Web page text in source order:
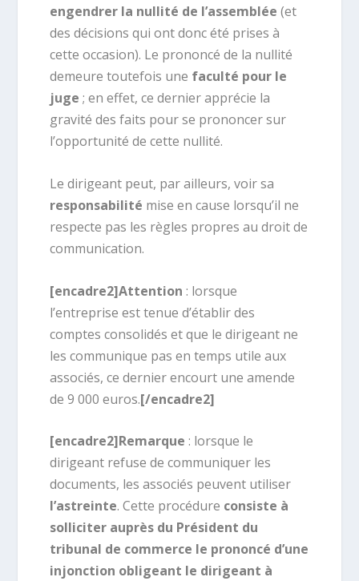
engendrer la nullité de l’assemblée (et
des décisions qui ont donc été prises à
cette occasion). Le prononcé de la nullité
demeure toutefois une faculté pour le
juge ; en effet, ce dernier apprécie la
gravité des faits pour se prononcer sur
l’opportunité de cette nullité.
Le dirigeant peut, par ailleurs, voir sa
responsabilité mise en cause lorsqu’il ne
respecte pas les règles propres au droit de
communication.
[encadre2]Attention : lorsque
l’entreprise est tenue d’établir des
comptes consolidés et que le dirigeant ne
les communique pas en temps utile aux
associés, ce dernier encourt une amende
de 9 000 euros.[/encadre2]
[encadre2]Remarque : lorsque le
dirigeant refuse de communiquer les
documents, les associés peuvent utiliser
l’astreinte. Cette procédure consiste à
solliciter auprès du Président du
tribunal de commerce le prononcé d’une
injonction obligeant le dirigeant à